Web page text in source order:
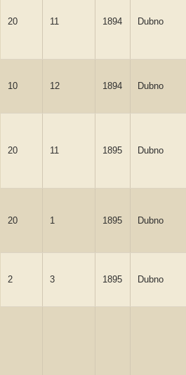
20 11 1894 Dubno
10 12 1894 Dubno
20 11 1895 Dubno
20 1 1895 Dubno
2 3 1895 Dubno